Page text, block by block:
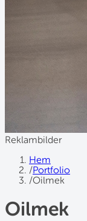
Reklambilder
Hem
/Portfolio
/Oilmek
Oilmek